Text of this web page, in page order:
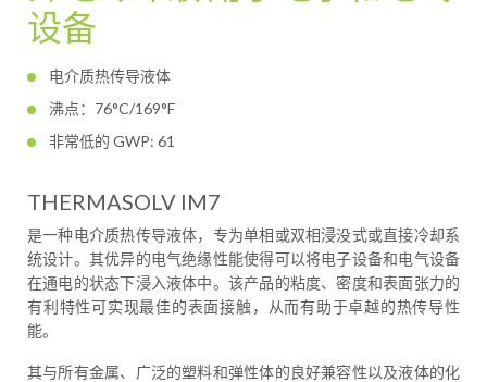
设备
电介质热传导液体
沸点：76°C/169°F
非常低的 GWP: 61
THERMASOLV IM7
是一种电介质热传导液体，专为单相或双相浸没式或直接冷却系
统设计。其优异的电气绝缘性能使得可以将电子设备和电气设备
在通电的状态下浸入液体中。该产品的粘度、密度和表面张力的
有利特性可实现最佳的表面接触，从而有助于卓越的热传导性
能。
其与所有金属、广泛的塑料和弹性体的良好兼容性以及液体的化